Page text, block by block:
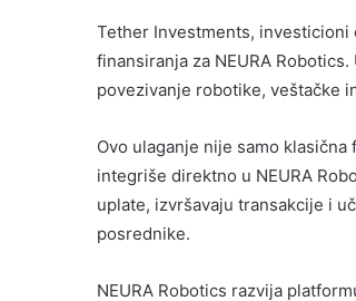
Tether Investments, investicioni
finansiranja za NEURA
povezivanje robotike, veštačke
Ovo ulaganje nije samo
integriše direktno u NEURA
uplate, izvršavaju transakcije i
posrednike.
NEURA Robotics razvija